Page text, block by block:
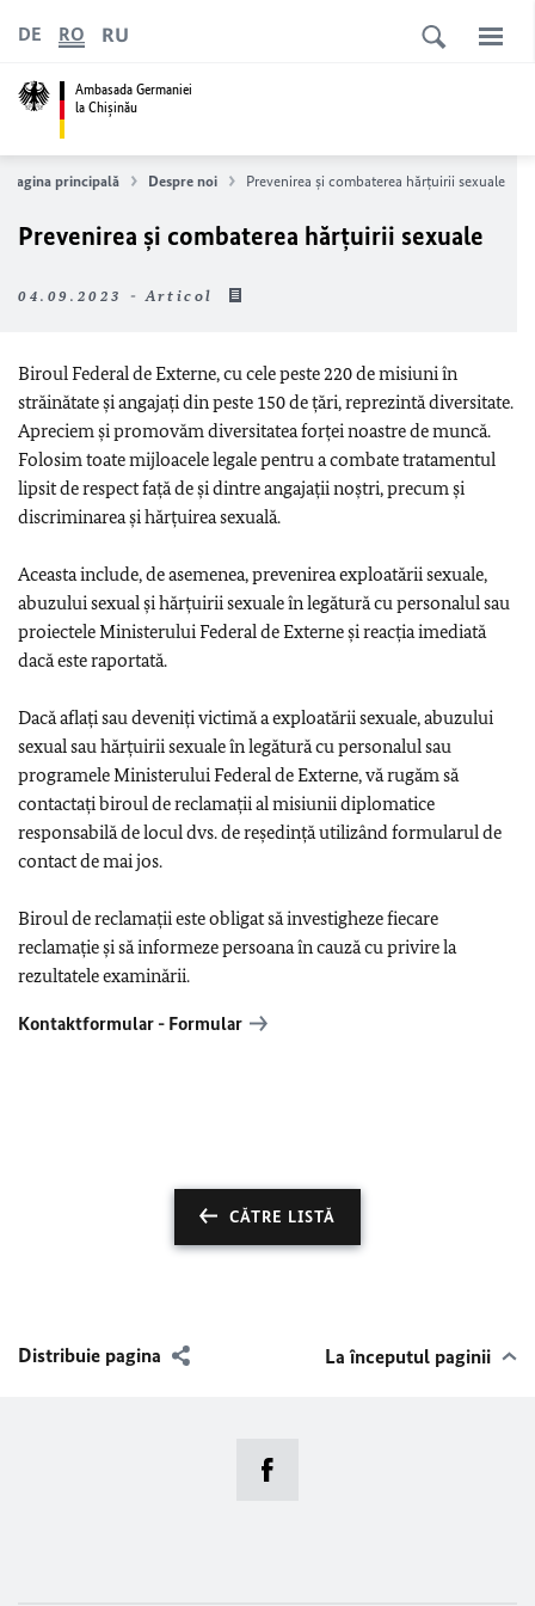
Ambasada Germaniei
la Chişinău
DE RO RU
Pagina principală Despre noi Prevenirea și combaterea hărțuirii sexuale
Prevenirea și combaterea hărțuirii sexuale
04.09.2023 - Articol
Biroul Federal de Externe, cu cele peste 220 de misiuni în
străinătate și angajați din peste 150 de țări, reprezintă diversitate.
Apreciem și promovăm diversitatea forței noastre de muncă.
Folosim toate mijloacele legale pentru a combate tratamentul
lipsit de respect față de și dintre angajații noștri, precum și
discriminarea și hărțuirea sexuală.
Aceasta include, de asemenea, prevenirea exploatării sexuale,
abuzului sexual și hărțuirii sexuale în legătură cu personalul sau
proiectele Ministerului Federal de Externe și reacția imediată
dacă este raportată.
Dacă aflați sau deveniți victimă a exploatării sexuale, abuzului
sexual sau hărțuirii sexuale în legătură cu personalul sau
programele Ministerului Federal de Externe, vă rugăm să
contactați biroul de reclamații al misiunii diplomatice
responsabilă de locul dvs. de reședință utilizând formularul de
contact de mai jos.
Biroul de reclamații este obligat să investigheze fiecare
reclamație și să informeze persoana în cauză cu privire la
rezultatele examinării.
Kontaktformular - Formular
CĂTRE LISTĂ
Distribuie pagina La începutul paginii